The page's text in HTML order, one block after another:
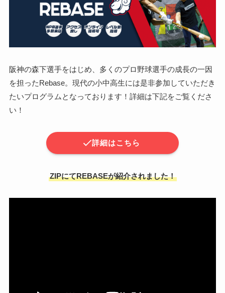
阪神の森下選手をはじめ、多くのプロ野球選手の成長の一因
を担ったRebase。現代の小中高生には是非参加していただき
たいプログラムとなっております！詳細は下記をご覧くださ
い！
詳細はこちら
ZIPにてREBASEが紹介されました！